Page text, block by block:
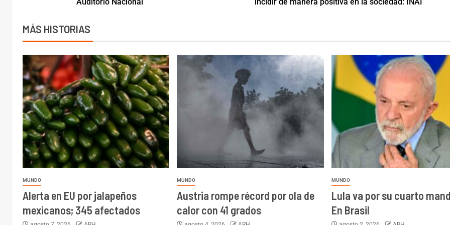
MÁS HISTORIAS
MUNDO
Alerta en EU por jalapeños
mexicanos; 345 afectados
MUNDO
Austria rompe récord por ola de
calor con 41 grados
MUNDO
Lula va por su cuarto
En Brasil